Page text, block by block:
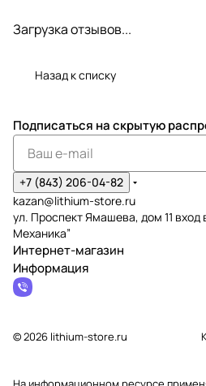
Загрузка отзывов...
Назад к списку
Подписаться на скрытую
+7 (843) 206-04-82
kazan@lithium-store.ru
ул. Проспект Ямашева, дом 11 вход
Механика”
Интернет-магазин
Информация
© 2026 lithium-store.ru